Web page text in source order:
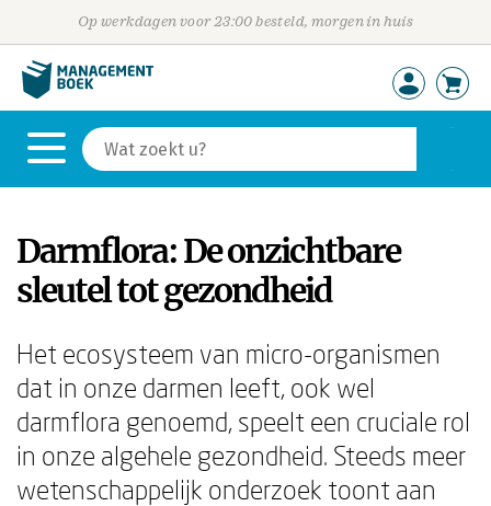
Op werkdagen voor 23:00 besteld, morgen in huis
Darmflora: De onzichtbare
sleutel tot gezondheid
Het ecosysteem van micro-organismen
dat in onze darmen leeft, ook wel
darmflora genoemd, speelt een cruciale rol
in onze algehele gezondheid. Steeds meer
wetenschappelijk onderzoek toont aan